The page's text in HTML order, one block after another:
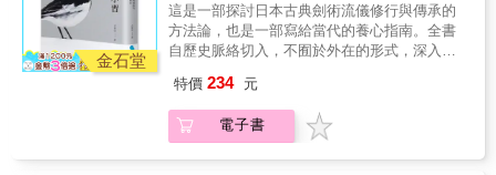
造精緻的評傳與分析。歷史不僅僅是故事，而
是對人性的深刻關照。開啟您對亞洲文明的全
新理解。【亞洲人物史】全套共12冊，2025年2
月起陸續上市：1. 神話世界與古代帝國〔神話
—6世紀〕2. 世界宗教圈的誕生與群雄割據的東
亞〔2—7世紀〕3. 歐亞大陸的東西兩帝國〔6—
11世紀〕4. 文化的成熟與武人的崛起〔10—13
亂、或因詩歌、或因傳教、或因王權建制，而
成為時代的見證者與開創者。《亞洲人物史》
第三卷揭示的，是當代社會架構的起源。從東
跡展示了人類共同的渴望：安穩的生活、受到
跨越空間、時間與階層的「境界人」，為我們
理解亞洲與世界的生成提供了關鍵的視角。
【本卷主要人物】武則天／玄奘／元曉／道慈
中國的法治主義究竟是如何一步步地發展而來
的。與此同時，中國又是如何與亦師亦敵的日
本彼此互動。 中國踏上立憲之路，所要面
對的是個人與社會、國家關係的重構。在缺乏
河」的方式，探求一條可能的道路。「憲政」
因此成為現代中國無可迴避的核心課題。二十
世紀以來的歷代中國政府，無不致力於立憲，
金石堂
這是一部探討日本古典劍術流儀修行與傳承的
方法論，也是一部寫給當代的養心指南。全書
自歷史脈絡切入，不囿於外在的形式，深入新
以「構、形、工、理」為主軸，穩步鍛鍊一顆
平穩而透澈的心。如果你想學習劍術，卻在尋
找一種能轉化日常、涵養身心的方法，那麼本
特價 234 元
電子書